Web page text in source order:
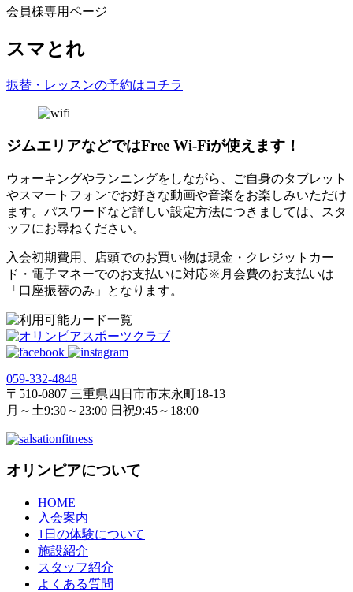
会員様専用ページ
スマとれ
振替・レッスンの予約はコチラ
ジムエリアなどではFree Wi-Fiが使えます！
ウォーキングやランニングをしながら、ご自身のタブレット
やスマートフォンでお好きな動画や音楽をお楽しみいただけ
ます。パスワードなど詳しい設定方法につきましては、スタ
ッフにお尋ねください。
入会初期費用、店頭でのお買い物は現金・クレジットカー
ド・電子マネーでのお支払いに対応※月会費のお支払いは
「口座振替のみ」となります。
059‐332‐4848
〒510-0807 三重県四日市市末永町18‐13
月～土9:30～23:00 日祝9:45～18:00
オリンピアについて
HOME
入会案内
1日の体験について
施設紹介
スタッフ紹介
よくある質問